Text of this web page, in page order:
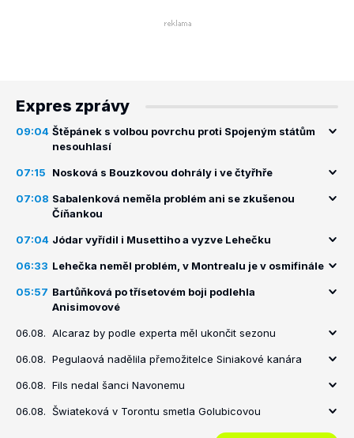
Expres zprávy
09:04 Štěpánek s volbou povrchu proti Spojeným státům
nesouhlasí
07:15 Nosková s Bouzkovou dohrály i ve čtyřhře
07:08 Sabalenková neměla problém ani se zkušenou
Číňankou
07:04 Jódar vyřídil i Musettiho a vyzve Lehečku
06:33 Lehečka neměl problém, v Montrealu je v osmifinále
05:57 Bartůňková po třísetovém boji podlehla
Anisimovové
06.08. Alcaraz by podle experta měl ukončit sezonu
06.08. Pegulaová nadělila přemožitelce Siniakové kanára
06.08. Fils nedal šanci Navonemu
06.08. Šwiateková v Torontu smetla Golubicovou